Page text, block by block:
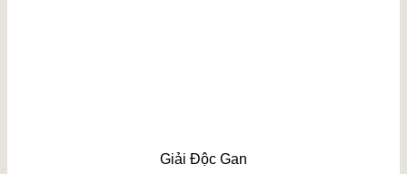
Giải Độc Gan